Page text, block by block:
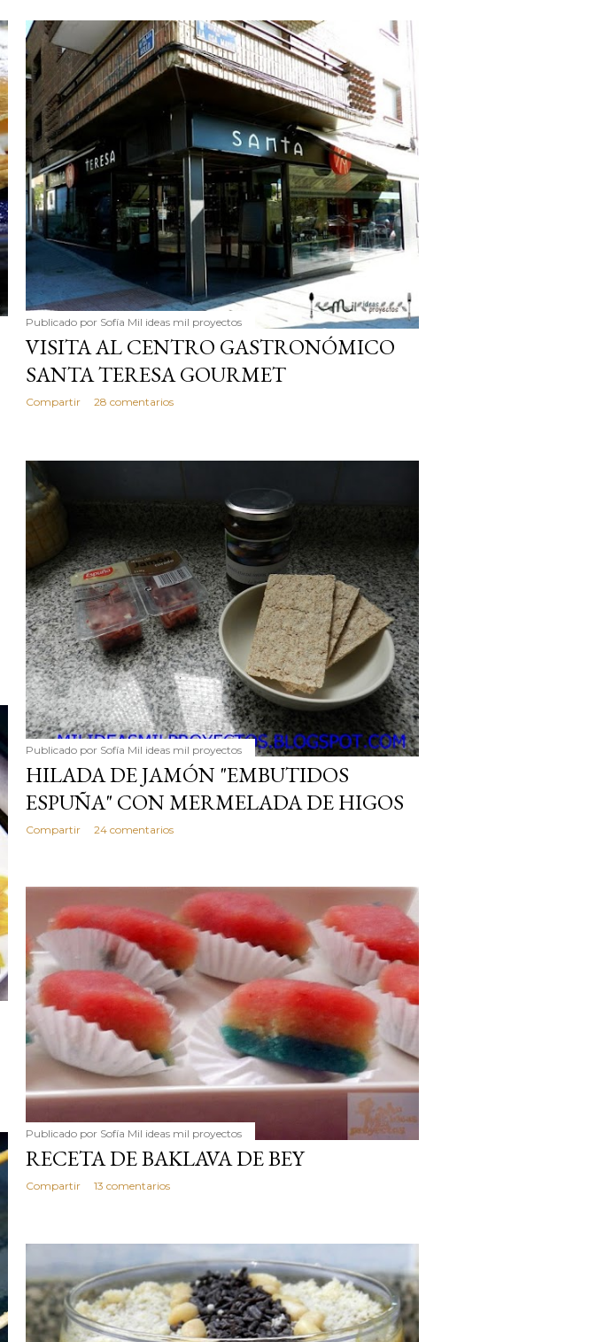
Publicado por Sofía Mil ideas mil proyectos
VISITA AL CENTRO GASTRONÓMICO
SANTA TERESA GOURMET
Compartir 28 comentarios
Publicado por Sofía Mil ideas mil proyectos
HILADA DE JAMÓN "EMBUTIDOS
ESPUÑA" CON MERMELADA DE HIGOS
Compartir 24 comentarios
Publicado por Sofía Mil ideas mil proyectos
RECETA DE BAKLAVA DE BEY
Compartir 13 comentarios